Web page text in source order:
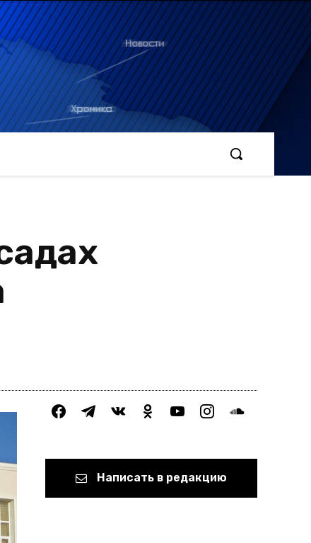
facebooktelegramvkontakteodnoklassniki
youtubeinstagramsoundcloud
Написать в редакцию